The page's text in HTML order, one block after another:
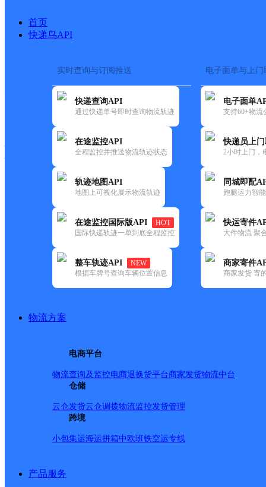
首页
快递鸟API
实时查询与订阅推送
快递查询API
通过快递单号即时查询物流轨迹
在途监控API
全程监控并推送物流轨迹状态
轨迹地图API
地图上可视化展示物流轨迹
在途监控国际版API
HOT
国际快递轨迹一单到底全程监控
整车轨迹API
NEW
根据车牌号查询车辆位置信息
电子面单与上门
电子面单
支持60+物流
快递员上
2小时上门，
同城即配
跑腿运力智
快运寄件
大件物流 聚
商家寄件
商家发货 寄
物流方案
电商平台
物流查询及监控电商退换货平台商家发货物流中台
仓储
云仓发货云仓调拨物流监控发货管理
跨境
小包集运海运拼箱中欧班铁空运专线
产品服务
快运大全 快递时效
百世
呼市玉泉区五分部
更新时间：2021-11-26 00:00:00
所属快递：百世快递
所属区域：内蒙古自治区-呼和浩特市-玉泉区
网点地址：内蒙古呼和浩特市玉泉区清泉街芳清园二区9号
网点负责人：